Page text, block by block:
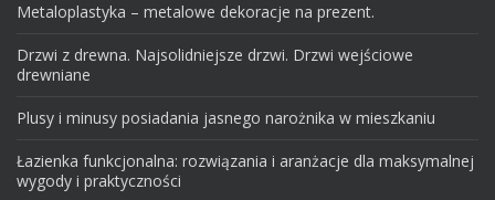
Metaloplastyka – metalowe dekoracje na prezent.
Drzwi z drewna. Najsolidniejsze drzwi. Drzwi wejściowe
drewniane
Plusy i minusy posiadania jasnego narożnika w mieszkaniu
Łazienka funkcjonalna: rozwiązania i aranżacje dla maksymalnej
wygody i praktyczności